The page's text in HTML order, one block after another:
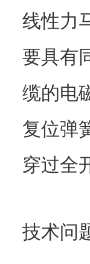
线性力
要具有
缆的电
复位弹
穿过全
技术问